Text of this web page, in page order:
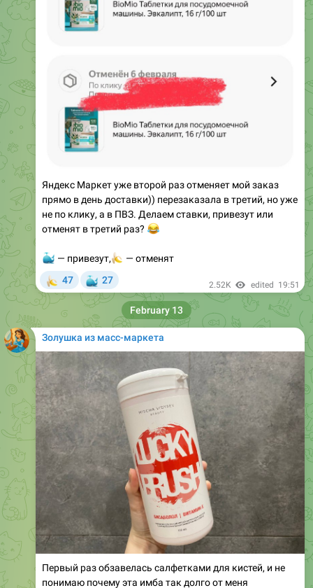
Яндекс Маркет уже второй раз отменяет мой заказ
не по клику, а в ПВЗ. Делаем ставки, привезут или
отменят в третий раз?
😂
— привезут,
🍌— отменят
Золушка из масс-маркета
Первый раз обзавелась салфетками для кистей, и не
понимаю почему эта имба так долго от меня
скрывалась. Взяла от бренда Mischa Vidyaev, и мне они
прям очень понравились. У меня не много кистей и